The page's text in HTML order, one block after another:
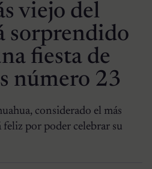
viejo del
sorprendido
fiesta de
número 23
considerado el más
por poder celebrar su